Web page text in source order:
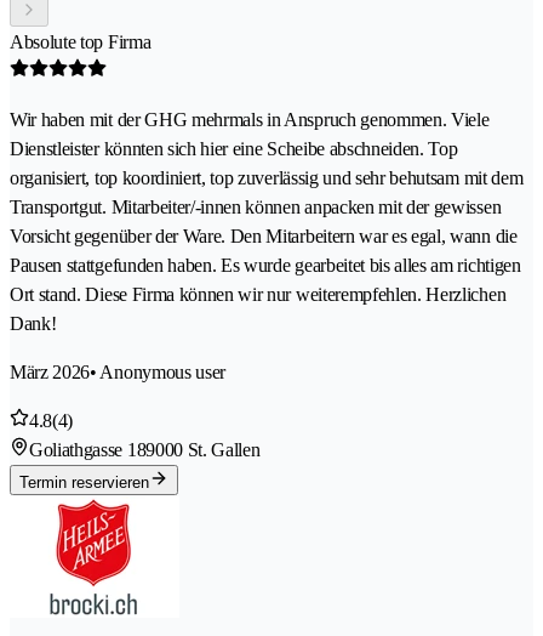
Absolute top Firma
Wir haben mit der GHG mehrmals in Anspruch genommen. Viele
Dienstleister könnten sich hier eine Scheibe abschneiden. Top
organisiert, top koordiniert, top zuverlässig und sehr behutsam mit dem
Transportgut. Mitarbeiter/-innen können anpacken mit der gewissen
Vorsicht gegenüber der Ware. Den Mitarbeitern war es egal, wann die
Pausen stattgefunden haben. Es wurde gearbeitet bis alles am richtigen
Ort stand. Diese Firma können wir nur weiterempfehlen. Herzlichen
Dank!
März 2026• Anonymous user
4.8(4)
Goliathgasse 189000 St. Gallen
Termin reservieren